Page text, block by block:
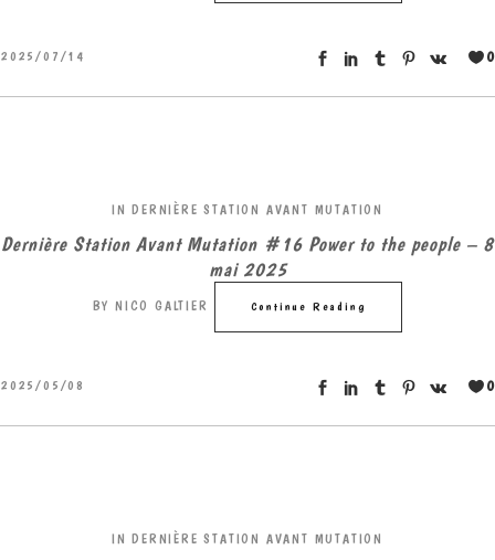
2025/07/14 0
IN DERNIÈRE STATION AVANT MUTATION
Dernière Station Avant Mutation #16 Power to the people – 8
mai 2025
BY NICO GALTIER Continue Reading
2025/05/08 0
IN DERNIÈRE STATION AVANT MUTATION